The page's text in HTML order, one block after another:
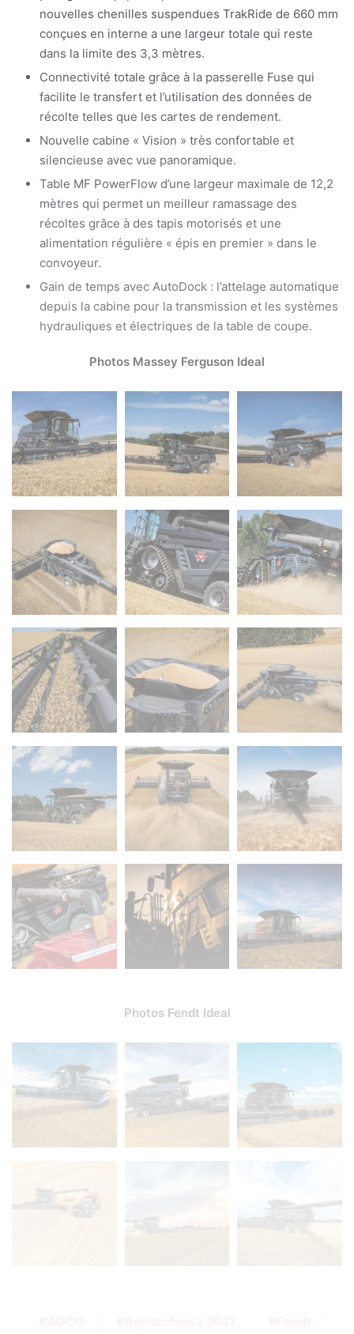
nouvelles chenilles suspendues TrakRide de 660 mm
conçues en interne a une largeur totale qui reste
dans la limite des 3,3 mètres.
Connectivité totale grâce à la passerelle Fuse qui
facilite le transfert et l’utilisation des données de
récolte telles que les cartes de rendement.
Nouvelle cabine « Vision » très confortable et
silencieuse avec vue panoramique.
Table MF PowerFlow d’une largeur maximale de 12,2
mètres qui permet un meilleur ramassage des
récoltes grâce à des tapis motorisés et une
alimentation régulière « épis en premier » dans le
convoyeur.
Gain de temps avec AutoDock : l’attelage automatique
depuis la cabine pour la transmission et les systèmes
hydrauliques et électriques de la table de coupe.
Photos Massey Ferguson Ideal
Photos Fendt Ideal